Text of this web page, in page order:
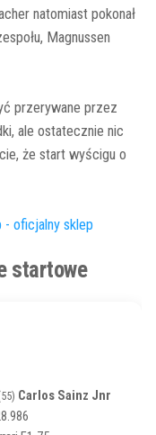
natomiast pokonał
Magnussen
przerywane przez
ale ostatecznie nic
że start wyścigu o
- oficjalny sklep
startowe
Carlos Sainz Jnr